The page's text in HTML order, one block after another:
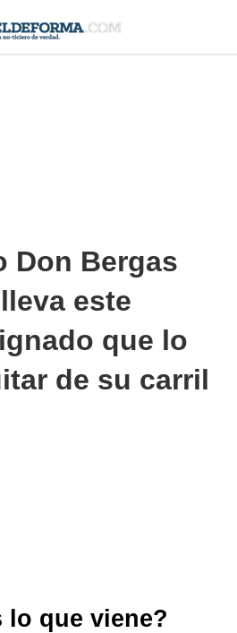
Don Bergas
este
que lo
de su carril
lo que viene?